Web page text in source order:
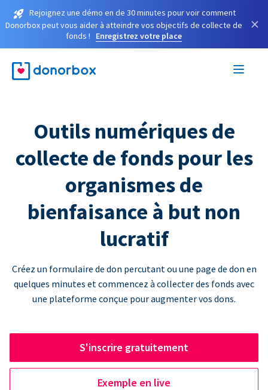
Rejoignez une démo en de 30 minutes pour voir comment
Donorbox peut vous aider à atteindre vos objectifs de collecte de
fonds !
Enregistrez votre place
×
Outils numériques de
collecte de fonds pour les
organismes de
bienfaisance à but non
lucratif
Créez un formulaire de don percutant ou une page de don en
quelques minutes et commencez à collecter des fonds avec
une plateforme conçue pour augmenter vos dons.
S'inscrire gratuitement
Exemple en live